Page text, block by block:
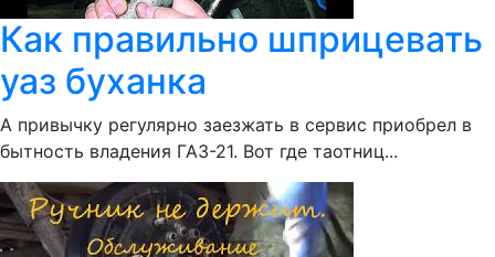
Как правильно шприцевать
уаз буханка
А привычку регулярно заезжать в сервис приобрел в
бытность владения ГАЗ-21. Вот где таотниц...